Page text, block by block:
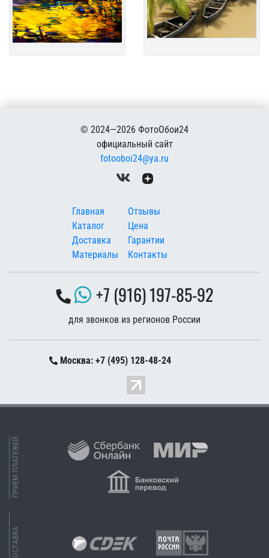
© 2024—2026 ФотоОбои24
официальный сайт
fotooboi24@ya.ru
Меню в подвале
Главная
Каталог
Доставка
Материалы
Отзывы
Цена
Гарантии
Контакты
+7 (916) 197-85-92
для звонков из регионов России
Москва: +7 (495) 128-48-24
ПРИЕМ ПЛАТЕЖЕЙ
ДОСТАВКА